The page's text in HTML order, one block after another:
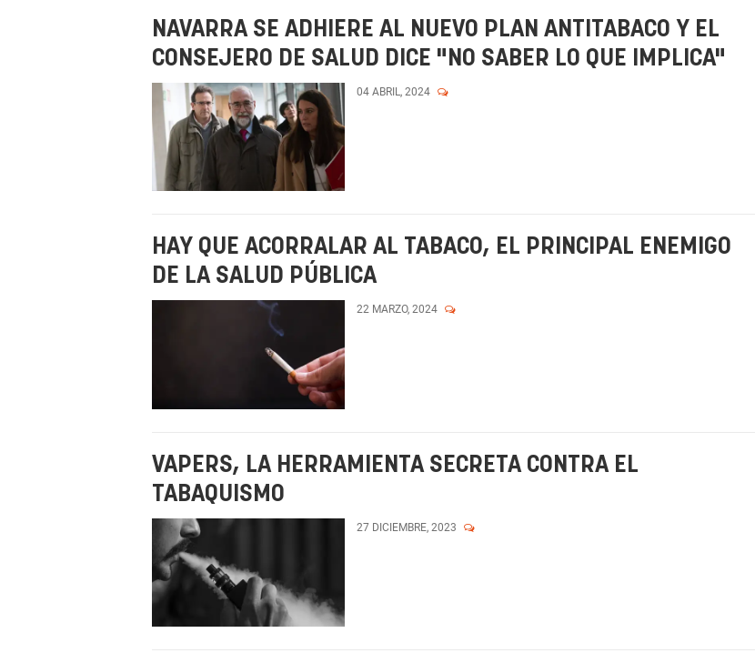
NAVARRA SE ADHIERE AL NUEVO PLAN ANTITABACO Y EL
CONSEJERO DE SALUD DICE "NO SABER LO QUE IMPLICA"
04 ABRIL, 2024
HAY QUE ACORRALAR AL TABACO, EL PRINCIPAL ENEMIGO
DE LA SALUD PÚBLICA
22 MARZO, 2024
VAPERS, LA HERRAMIENTA SECRETA CONTRA EL
TABAQUISMO
27 DICIEMBRE, 2023